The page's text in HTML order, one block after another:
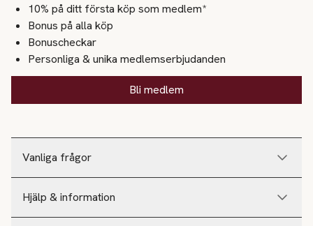
Vanliga frågor
Hjälp & information
10% på ditt första köp som medlem*
Bonus på alla köp
Bonuscheckar
Personliga & unika medlemserbjudanden
Bli medlem